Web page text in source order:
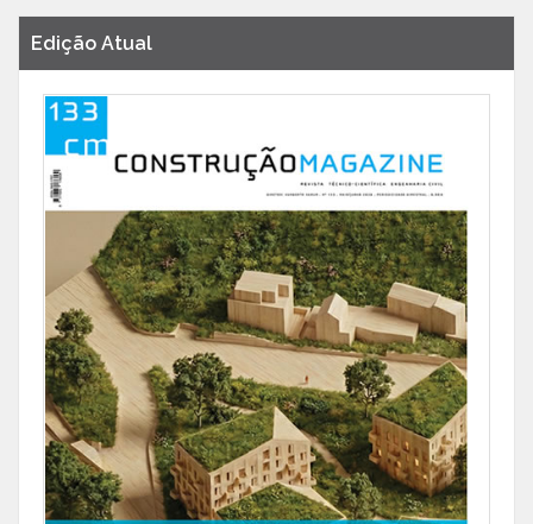
Edição Atual